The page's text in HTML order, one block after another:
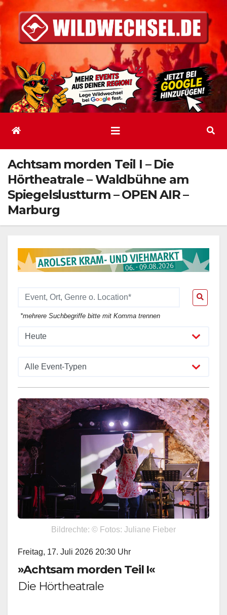
Inhalt
springen
Achtsam morden Teil I – Die
Hörtheatrale – Waldbühne am
Spiegelslustturm – OPEN AIR –
Marburg
*mehrere Suchbegriffe bitte mit Komma trennen
Bildrechte: © Fotos: Juliane Fieber
Freitag, 17. Juli 2026 20:30 Uhr
»Achtsam morden Teil I«
Die Hörtheatrale